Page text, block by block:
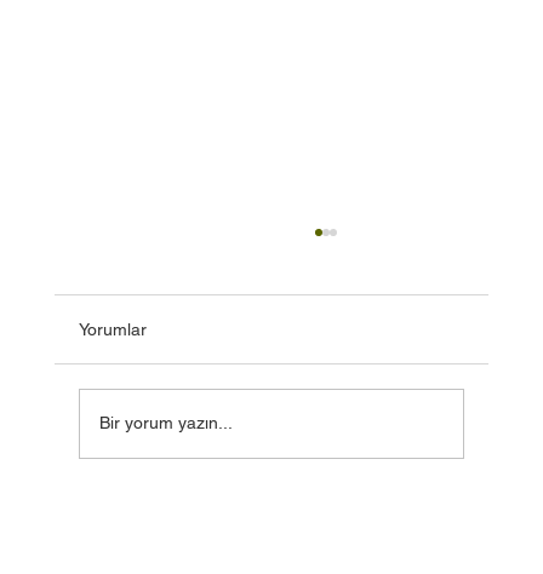
Yorumlar
Bir yorum yazın...